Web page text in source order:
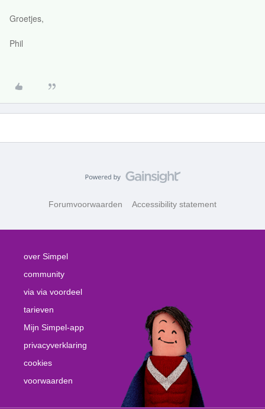
Groetjes,
Phil
Forumvoorwaarden Accessibility statement
over Simpel
community
via via voordeel
tarieven
Mijn Simpel-app
privacyverklaring
cookies
voorwaarden